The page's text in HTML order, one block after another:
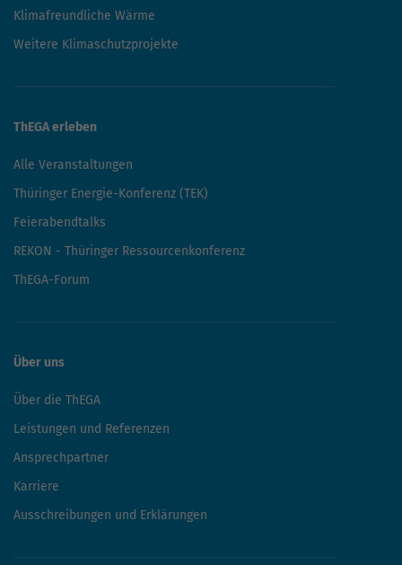
Klimafreundliche Wärme
Weitere Klimaschutzprojekte
ThEGA erleben
Alle Veranstaltungen
Thüringer Energie-Konferenz (TEK)
Feierabendtalks
REKON - Thüringer Ressourcenkonferenz
ThEGA-Forum
Über uns
Über die ThEGA
Leistungen und Referenzen
Ansprechpartner
Karriere
Ausschreibungen und Erklärungen